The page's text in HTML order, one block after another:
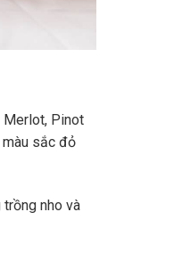
Merlot, Pinot
màu sắc đỏ
nho và